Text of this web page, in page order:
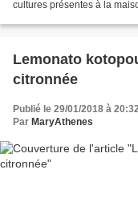
cultures présentes à la
Lemonato
citronnée
Publié le 29/01/2018 à 20:32
Par MaryAthenes